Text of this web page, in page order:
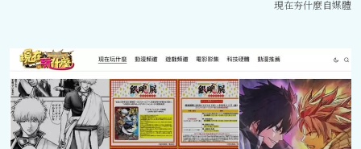
現在夯什麼自媒體